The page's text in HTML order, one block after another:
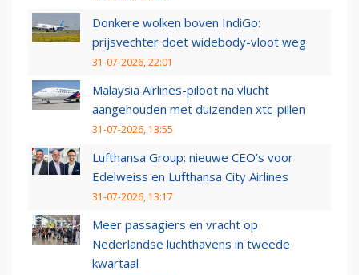
Donkere wolken boven IndiGo:
prijsvechter doet widebody-vloot weg
31-07-2026, 22:01
Malaysia Airlines-piloot na vlucht
aangehouden met duizenden xtc-pillen
31-07-2026, 13:55
Lufthansa Group: nieuwe CEO’s voor
Edelweiss en Lufthansa City Airlines
31-07-2026, 13:17
Meer passagiers en vracht op
Nederlandse luchthavens in tweede
kwartaal